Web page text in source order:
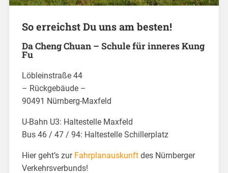
So erreichst Du uns am besten!
Da Cheng Chuan – Schule für inneres Kung
Fu
Löbleinstraße 44
– Rückgebäude –
90491 Nürnberg-Maxfeld
U-Bahn U3: Haltestelle Maxfeld
Bus 46 / 47 / 94: Haltestelle Schillerplatz
Hier geht’s zur Fahrplanauskunftdes Nürnberger
Verkehrsverbunds!